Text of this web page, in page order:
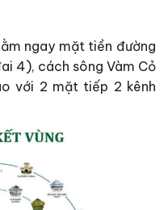
ngay mặt tiền đường
4), cách sông Vàm Cỏ
với 2 mặt tiếp 2 kênh